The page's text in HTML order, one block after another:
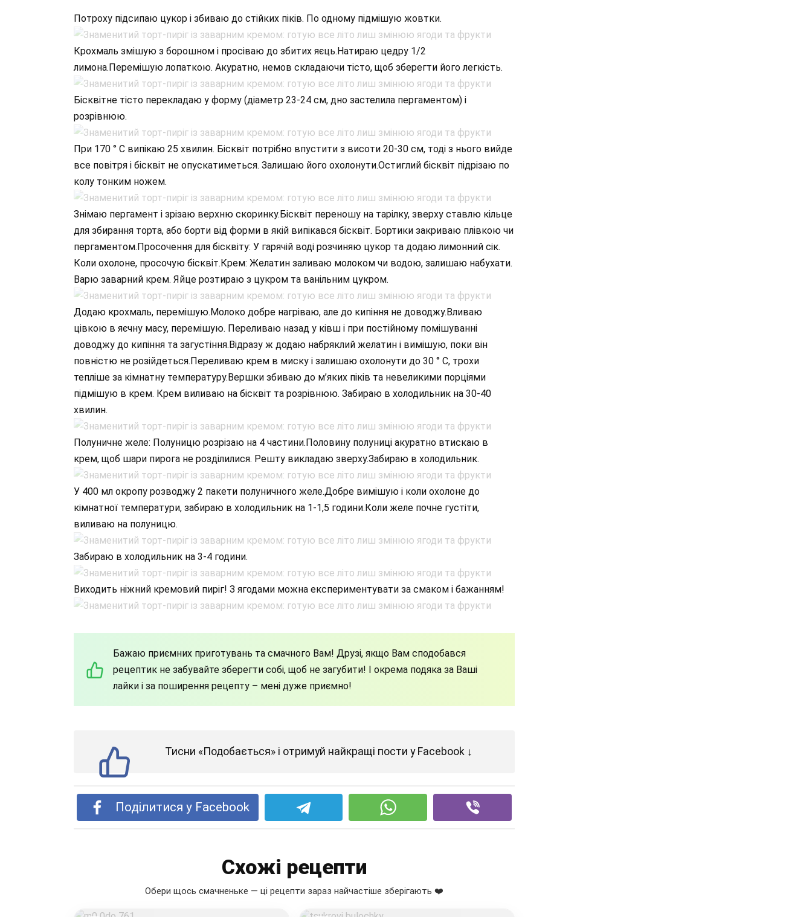
Потроху підсипаю цукор і збиваю до стійких піків. По одному підмішую жовтки.
Крохмаль змішую з борошном і просіваю до збитих яєць.Натираю цедру 1/2
лимона.Перемішую лопаткою. Акуратно, немов складаючи тісто, щоб зберегти його легкість.
Бісквітне тісто перекладаю у форму (діаметр 23-24 см, дно застелила пергаментом) і
розрівнюю.
При 170 ° С випікаю 25 хвилин. Бісквіт потрібно впустити з висоти 20-30 см, тоді з нього вийде
все повітря і бісквіт не опускатиметься. Залишаю його охолонути.Остиглий бісквіт підрізаю по
колу тонким ножем.
Знімаю пергамент і зрізаю верхню скоринку.Бісквіт переношу на тарілку, зверху ставлю кільце
для збирання торта, або борти від форми в якій випікався бісквіт. Бортики закриваю плівкою чи
пергаментом.Просочення для бісквіту: У гарячій воді розчиняю цукор та додаю лимонний сік.
Коли охолоне, просочую бісквіт.Крем: Желатин заливаю молоком чи водою, залишаю набухати.
Варю заварний крем. Яйце розтираю з цукром та ванільним цукром.
Додаю крохмаль, перемішую.Молоко добре нагріваю, але до кипіння не доводжу.Вливаю
цівкою в яєчну масу, перемішую. Переливаю назад у ківш і при постійному помішуванні
доводжу до кипіння та загустіння.Відразу ж додаю набряклий желатин і вимішую, поки він
повністю не розійдеться.Переливаю крем в миску і залишаю охолонути до 30 ° С, трохи
тепліше за кімнатну температуру.Вершки збиваю до м’яких піків та невеликими порціями
підмішую в крем. Крем виливаю на бісквіт та розрівнюю. Забираю в холодильник на 30-40
хвилин.
Полуничне желе: Полуницю розрізаю на 4 частини.Половину полуниці акуратно втискаю в
крем, щоб шари пирога не розділилися. Решту викладаю зверху.Забираю в холодильник.
У 400 мл окропу розводжу 2 пакети полуничного желе.Добре вимішую і коли охолоне до
кімнатної температури, забираю в холодильник на 1-1,5 години.Коли желе почне густіти,
виливаю на полуницю.
Забираю в холодильник на 3-4 години.
Виходить ніжний кремовий пиріг! З ягодами можна експериментувати за смаком і бажанням!
Бажаю приємних приготувань та смачного Вам! Друзі, якщо Вам сподобався
рецептик не забувайте зберегти собі, щоб не загубити! І окрема подяка за Ваші
лайки і за поширення рецепту – мені дуже приємно!
Тисни «Подобається» і отримуй найкращі пости у Facebook ↓
Поділитися у Facebook
Схожі рецепти
Обери щось смачненьке — ці рецепти зараз найчастіше зберігають ❤️